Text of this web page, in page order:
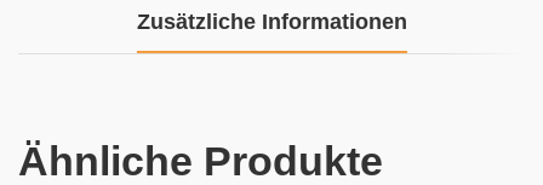
Zusätzliche Informationen
Ähnliche Produkte